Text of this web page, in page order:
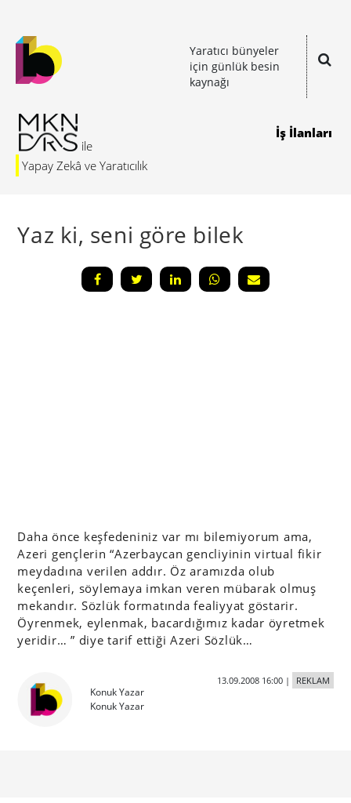
Yaratıcı bünyeler
için günlük besin
kaynağı
Yapay Zekâ ve Yaratıcılık
İş İlanları
Yaz ki, seni göre bilek
Daha önce keşfedeniniz var mı bilemiyorum ama,
Azeri gençlerin “Azerbaycan gencliyinin virtual fikir
meydadına verilen addır. Öz aramızda olub
keçenleri, söylemaya imkan veren mübarak olmuş
mekandır. Sözlük formatında fealiyyat göstarir.
Öyrenmek, eylenmak, bacardığımız kadar öyretmek
yeridir… ” diye tarif ettiği Azeri Sözlük…
Konuk Yazar
Konuk Yazar
13.09.2008 16:00| REKLAM